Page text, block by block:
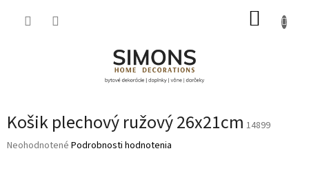
Košik plechový ružový 26x21cm 14899
Priemerné
Neohodnotené Podrobnosti hodnotenia